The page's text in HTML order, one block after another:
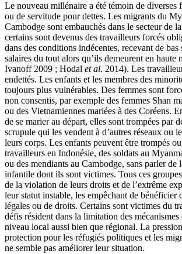
Le nouveau millénaire a été témoin de diverses
ou de servitude pour dettes. Les migrants du
Cambodge sont embauchés dans le secteur de
certains sont devenus des travailleurs forcés
dans des conditions indécentes, recevant de bas
salaires du tout alors qu’ils demeurent en haute
Ivanoff 2009 ; Hodal et al. 2014). Les
endettés. Les enfants et les membres des
toujours plus vulnérables. Des femmes sont
non consentis, par exemple des femmes Shan
ou des Vietnamiennes mariées à des Coréens.
de se marier au départ, elles sont trompées par
scrupule qui les vendent à d’autres réseaux ou
leurs corps. Les enfants peuvent être trompés
travailleurs en Indonésie, des soldats au
ou des mendiants au Cambodge, sans parler de
infantile dont ils sont victimes. Tous ces
de la violation de leurs droits et de l’extrême
leur statut instable, les empêchant de bénéficier
légales ou de droits. Certains sont victimes du
défis résident dans la limitation des
niveau local aussi bien que régional. La
protection pour les réfugiés politiques et les
ne semble pas améliorer leur situation.